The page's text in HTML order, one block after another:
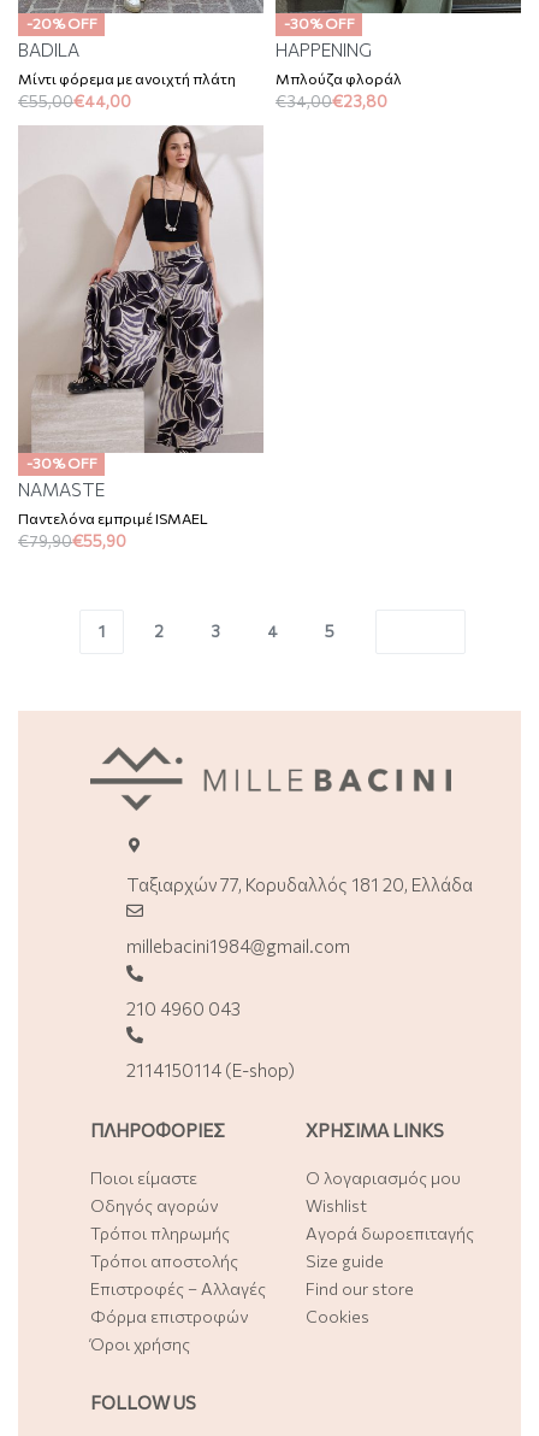
-20% OFF
BADILA
Μίντι φόρεμα με ανοιχτή πλάτη
€55,00€44,00
-30% OFF
HAPPENING
Μπλούζα φλοράλ
€34,00€23,80
-30% OFF
NAMASTE
Παντελόνα εμπριμέ ISMAEL
€79,90€55,90
1 2 3 4 5
Ταξιαρχών 77, Κορυδαλλός 181 20, Ελλάδα
millebacini1984@gmail.com
210 4960 043
2114150114 (E-shop)
ΠΛΗΡΟΦΟΡΙΕΣ
Ποιοι είμαστε
Οδηγός αγορών
Τρόποι πληρωμής
Τρόποι αποστολής
Επιστροφές – Αλλαγές
Φόρμα επιστροφών
Όροι χρήσης
ΧΡΗΣΙΜΑ LINKS
Ο λογαριασμός μου
Wishlist
Αγορά δωροεπιταγής
Size guide
Find our store
Cookies
FOLLOW US